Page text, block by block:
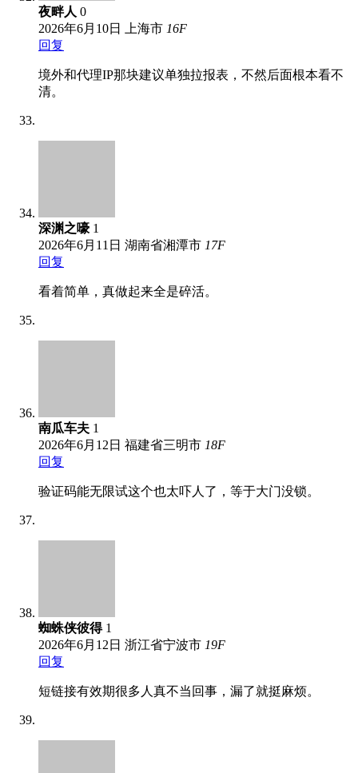
夜畔人 0
2026年6月10日
上海市 16F
回复
境外和代理IP那块建议单独拉报表，不然后面根本看不
清。
深渊之嚎 1
2026年6月11日 湖南省湘潭市 17F
回复
看着简单，真做起来全是碎活。
南瓜车夫 1
2026年6月12日 福建省三明市 18F
回复
验证码能无限试这个也太吓人了，等于大门没锁。
蜘蛛侠彼得 1
2026年6月12日 浙江省宁波市 19F
回复
短链接有效期很多人真不当回事，漏了就挺麻烦。